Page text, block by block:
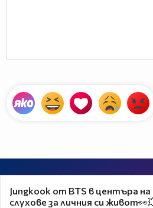
Jungkook от BTS в центъра
слухове за личния си